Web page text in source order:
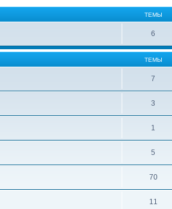
ТЕМЫ
6
ТЕМЫ
7
3
1
5
70
11